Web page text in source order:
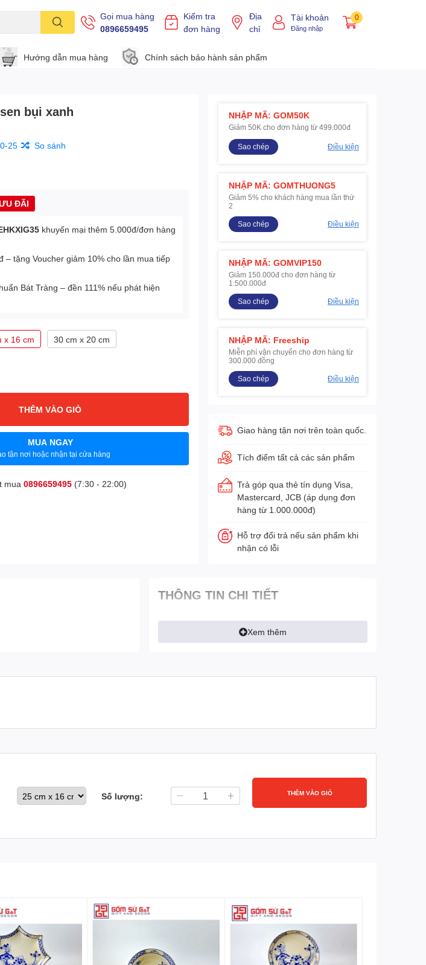
Gọi mua hàng
0896659495
Kiểm tra
đơn hàng
Địa
chỉ
Tài khoản
Đăng nhập
0
Hướng dẫn mua hàng Chính sách bảo hành sản phẩm
bụi xanh
25 So sánh
ĐÃI
khuyến mại thêm 5.000đ/đơn hàng
– tặng Voucher giảm 10% cho lần mua tiếp
Bát Tràng – đền 111% nếu phát hiện
x 16 cm 30 cm x 20 cm
THÊM VÀO GIỎ
MUA NGAY
tận nơi hoặc nhận tại cửa hàng
mua 0896659495(7:30 - 22:00)
NHẬP MÃ: GOM50K
Giảm 50K cho đơn hàng từ 499.000đ
Sao chép Điều kiện
NHẬP MÃ: GOMTHUONG5
Giảm 5% cho khách hàng mua lần thứ
2
Sao chép
Điều kiện
NHẬP MÃ: GOMVIP150
Giảm 150.000đ cho đơn hàng từ
1.500.000đ
Sao chép
Điều kiện
NHẬP MÃ: Freeship
Miễn phí vận chuyển cho đơn hàng từ
300.000 đồng
Sao chép
Điều kiện
Giao hàng tận nơi trên toàn quốc.
Tích điểm tất cả các sản phẩm
Trả góp qua thẻ tín dụng Visa,
Mastercard, JCB (áp dụng đơn
hàng từ 1.000.000đ)
Hỗ trợ đổi trả nếu sản phẩm khi
nhận có lỗi
THÔNG TIN CHI TIẾT
Xem thêm
Số lượng: THÊM VÀO GIỎ